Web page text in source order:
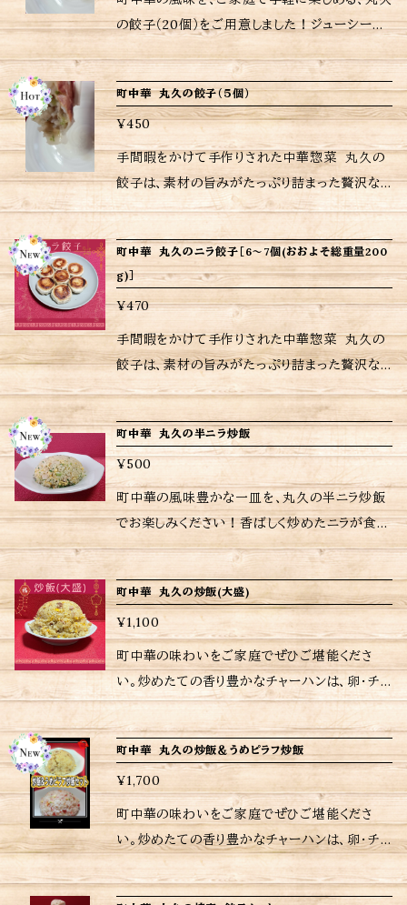
温め方は商品に同包します。 ※保存方法や食材
アレルギーなどの詳細はラベルをご確認くださ
い。 ※ご購入いただいた商品の重量に応じて送
料が異なりますのでご注意ください。
ー)等で４〜５分加熱します。 フライパンに甘酢あ
んを入れて加熱し、グリルで温めた 鶏肉団子を
フライパンに入れ甘酢あんをよくからめます。 お
皿に盛り付ける。(白髪ねぎ等を添えると相性抜
群) ※保存方法・調理方法・食材アレルギーなど
の詳細はラベルをご確認ください。 ※ ご購入い
ただいた商品の重量に応じて送料が異なります
ので注意して下さい。
品となっております。包み込まれた具材から広が
る香りは、まさに食欲をかき立てます。 食べ応え
のある焼売は、ご家庭で手軽に召し上がれるよう
に蒸してから冷凍。レンジや蒸していただいても
美味しいですし、揚げても美味しいです。 手軽に
楽しんでいただくために、手作り焼売(15個入り)
をご用意しました。お召し上がりの際は十分に加
熱してお楽しみください。 <ご購入されたお客さ
まへ> 励みにもなりますし、今後の購入判断にも
なりますので是非ともレビューお願いいたします
当店は、注文受けてから調理してるため日時指
定がなければ注文受付日から6〜７日後の配送
となりますが予めご了承ください。 <調理法> 5
ケの場合 (電子レンジの場合) 1 お皿に
シリコン落とし蓋を敷き少量のお水を浸し、その
上に冷凍の焼売を均等に載せます。(直径１７cm
以上のお皿で使用) [ポイント]シリコンあく取り
落とし蓋の浸したお水からはみ出すと固くなる場
合があります。 2 (1)のお皿にラップをかけ、一ヶ
所(爪楊枝等で)穴をあけて(目安500W ４〜５分
程度)レンジでチンします。 3 電子レンジの加熱
が終わったらラップを外して完成です。 〚DAIS
O製品 シリコンあく取り落とし蓋〛 電子レンジ
使用で焼売•肉まんなどの蒸し料理にも
(フライパンの場合) １．フライパンにメスティ
ン用網を置いてお水３００ccを入れ、フタを閉め
強火で沸騰させます。 (直径２０cm以上のフライ
パン使用) ２．沸騰したらフタを開け、弱火にして
メスティン用網の上、均等に冷凍の焼売を並べ再
びフタを閉め中火で(目安)約１０〜１１分蒸してい
きます。 〚DAISO製品 メスティン用網(アウトド
ア用品)蒸し料理や燻製ができる〛 当店でもご
購入出来ます。 ※当店に使われているパック等
は耐熱用では無いので温めの際は別皿に移して
加熱してください。 ※当店おすすめの焼き方、温
の餃子（20個）をご用意しました！ジューシーな
肉と新鮮な野菜を贅沢に包み込んだ餃子は、一
口で豊かな味わいが広がります。キチンとした素
材から生まれるシンプルながら深い味わいが、
お店の雰囲気そのままに、あなたの食卓に楽しさ
を届けます。 冷凍の状態からフライパンで簡単
に調理できるので、忙しい日常の中でも、手軽に
美味しい餃子を味わえるのが嬉しいポイントです
さまへ> 励みにもなりますし、今後の購入判断に
もなりますのでぜひともレビューお願いいたしま
す。 当店は、注文を受けてから調理しているた
め、日時指定がなければ注文受付日から6〜7日
後の配送となりますが、予めご了承ください。 <
焼き方> 1.フライパンを強火に、大さじ1杯の油を
入れ、よくなじませます。 2.フライパンが熱くな
ったら一旦火を消し、餃子と餃子を等間隔にあけ
て並べます。 3.再び火をつけて(強火)約130cc
の熱湯を注ぎ、手早くフタを閉めます。 4.水気
がなくなるまで一気に蒸し焼きにします。(強火で
蒸し焼き目安８〜９分) 5.水気がなくなり、パチ
パチと音がしたらフタを開け、大さじ1杯の油を
入れ(弱火〜中火仕上げ焼き目安4〜5分)焼き
目をお好みでつければ出来上がり。 ※当店に使
われているパック等は耐熱用ではないので、温
めの際は別皿に移して加熱してください。 ※当
店おすすめの焼き方、温め方は商品に同包致し
ます。 ※保存方法、食材アレルギーなどの詳細は
ラベルをご確認ください。 ※ご購入いただいた
商品の重量に応じて送料が異なりますので注意
してください。
町中華 丸久の餃子（５個）
¥450
手間暇をかけて手作りされた中華惣菜 丸久の
餃子は、素材の旨みがたっぷり詰まった贅沢な
一品です。パリパリの皮の中には、キャベツ・豚
肉・玉ねぎ・生姜のみ、いたってシンプルな具材
に特製オイスターソース。一口食べれば肉汁が
美味しい懐かしい味わい。 この餃子は、数々の
試行錯誤の末に生まれ職人の手によって一つ一
つ丁寧に仕上げられています。 調理方法はいた
って簡単、フライパンに油と水を入れて焼くだけ
で大丈夫。 お召し上がりの際は十分に加熱して
お楽しみください。 <ご購入されたお客さまへ>
励みにもなりますし、今後の購入判断にもなりま
すので是非ともレビューお願いいたします 当店
は、注文受けてから調理してるため日時指定が
なければ注文受付日から6〜７日後の配送となり
ますが予めご了承ください。 <焼き方> 1.フライ
パンを強火に、大さじ1杯の油を入れ、よくなじま
せます。 2.フライパンが熱くなったら一旦火を
消し、餃子と餃子を等間隔にあけて並べます。
3.再び火をつけて(強火)約130ccの熱湯を注ぎ、
手早くフタを閉めます。 4.水気がなくなるまで
一気に蒸し焼きにします。(強火で蒸し焼き目安
８〜９分) 5.水気がなくなり、パチパチと音がした
らフタを開け、大さじ1杯の油を入れ(弱火〜中火
仕上げ焼き目安4〜5分)焼き目をお好みでつけ
ください。 ※当店おすすめの焼き方、温め方は
商品に同包致します。 ※保存方法、
食材アレルギーなどの詳細はラベルをご確認くだ
さい。 ※ ご購入いただいた商品の重量に応じて
送料が異なりますので注意して下さい。
町中華 丸久のニラ餃子［6〜7個(おおよそ総重量200
g)］
¥470
手間暇をかけて手作りされた中華惣菜 丸久の
餃子は、素材の旨みがたっぷり詰まった贅沢な
一品です。パリパリの皮の中には、キャベツ・豚
肉・生姜・ニラと特製ニンニク醤油が入った、餃
子になります。［6〜7個(おおよそ総重量200g)］
調理方法はいたって簡単、フライパンに油と水を
入れて焼くだけで大丈夫。 お召し上がりの際は
十分に加熱してお楽しみください。 <ご購入され
たお客さまへ> 励みにもなりますし、今後の購入
判断にもなりますので是非ともレビューお願いい
たします 当店は、注文受けてから調理してるた
め日時指定がなければ注文受付日から8〜10日
後の配送となりますが予めご了承ください。 <焼
き方> 1.フライパンを強火に、大さじ1杯の油を入
れ、よくなじませます。 2.フライパンが熱くなっ
たら一旦火を消し、餃子と餃子を等間隔にあけ
て並べます。 3.再び火をつけて(強火)約130cc
の熱湯を注ぎ、手早くフタを閉めます。 4.水気
がなくなるまで一気に蒸し焼きにします。(強火で
蒸し焼き目安８〜９分) 5.水気がなくなり、パチ
パチと音がしたらフタを開け、大さじ1杯の油を
入れ(弱火〜中火仕上げ焼き目安4〜5分)焼き
目をお好みでつけください。 ※当店おすすめの
町中華 丸久の半ニラ炒飯
¥500
町中華の風味豊かな一皿を、丸久の半ニラ炒飯
でお楽しみください！香ばしく炒めたニラが食欲
をそそり、卵としっかりと絡まったご飯が絶妙な
ハーモニーを奏でます。一口食べるだけで、懐か
しい町中華の味わいを思い出し、心もお腹も満
たされることでしょう。お店で食べるような本格的
な美味しさを、ご家庭の食卓にお届けします。 冷
凍のままフライパンや電子レンジで簡単に調理で
きるので、忙しい日常の中でも手軽に美味しい半
ニラ炒飯を楽しむことができるのが嬉しいです
ね。 <内容量> 半ニラ炒飯 180g <ご購入された
お客さまへ> 励みにもなりますし、今後の購入判
断にもなりますのでぜひともレビューをお願いい
たします。 当店は、注文を受けてから調理してい
るため、日時指定がなければ注文受付日から
6〜7日後の配送となりますが、予めご了承くださ
町中華 丸久の炒飯(大盛)
¥1,100
町中華の味わいをご家庭でぜひご堪能くださ
い。炒めたての香り豊かなチャーハンは、卵・チャ
ーシュー・玉ねぎの至ってシンプルな具材。一口
食べるだけで心もお腹も満たされます。お店にい
るかのような至福のひとときをお楽しみいただけ
ます。 冷凍から直接フライパンや電子レンジで加
熱するだけの簡単調理。 <内容量> チャーハン7
20g <ご購入されたお客さまへ> 励みにもなりま
すし、今後の購入判断にもなりますので是非とも
レビューお願いいたします 当店は、注文受けて
町中華 丸久の炒飯＆うめピラフ炒飯
¥1,700
町中華の味わいをご家庭でぜひご堪能くださ
い。炒めたての香り豊かなチャーハンは、卵・チャ
ーシュー・玉ねぎの至ってシンプルな具材。一口
食べるだけで心もお腹も満たされます。お店にい